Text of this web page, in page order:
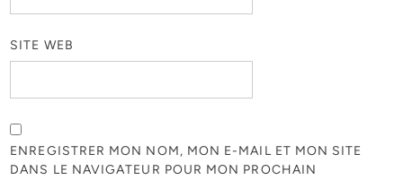
SITE WEB
ENREGISTRER MON NOM, MON E-MAIL ET MON SITE
DANS LE NAVIGATEUR POUR MON PROCHAIN